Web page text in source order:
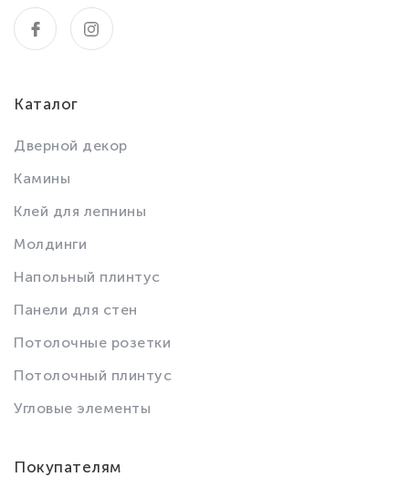
Каталог
Дверной декор
Камины
Клей для лепнины
Молдинги
Напольный плинтус
Панели для стен
Потолочные розетки
Потолочный плинтус
Угловые элементы
Покупателям